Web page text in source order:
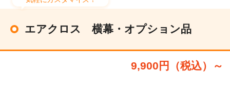
エアクロス 横幕・オプション品
9,900円（税込）～